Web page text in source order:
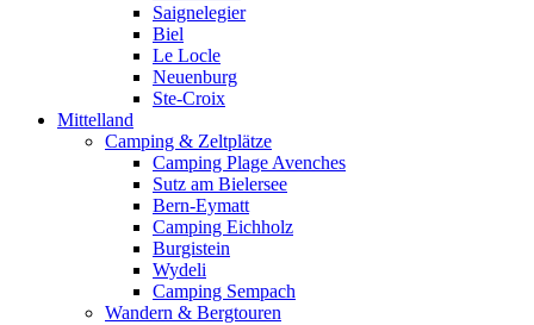
Saignelegier
Biel
Le Locle
Neuenburg
Ste-Croix
Mittelland
Camping & Zeltplätze
Camping Plage Avenches
Sutz am Bielersee
Bern-Eymatt
Camping Eichholz
Burgistein
Wydeli
Camping Sempach
Wandern & Bergtouren